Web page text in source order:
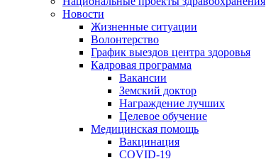
Новости
Жизненные ситуации
Волонтерство
График выездов центра здоровья
Кадровая программа
Вакансии
Земский доктор
Награждение лучших
Целевое обучение
Медицинская помощь
Вакцинация
COVID-19